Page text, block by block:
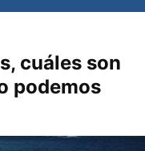
cuáles son
podemos